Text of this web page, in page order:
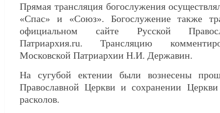
Прямая трансляция богослужения
«Спас» и «Союз». Богослужение также
официальном сайте Русской
Патриархия.ru. Трансляцию
Московской Патриархии Н.И. Державин.
На сугубой ектении были вознесены
Православной Церкви и сохранении
расколов.